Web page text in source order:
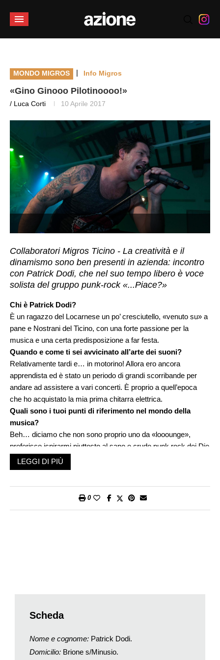
MONDO MIGROS | Info Migros
«Gino Ginooo Pilotinoooo!»
/ Luca Corti 10 Aprile 2017
Collaboratori Migros Ticino - La creatività e il
dinamismo sono ben presenti in azienda: incontro
con Patrick Dodi, che nel suo tempo libero è voce
solista del gruppo punk-rock «...Piace?»
Chi è Patrick Dodi?
È un ragazzo del Locarnese un po’ cresciutello, «venuto su» a
pane e Nostrani del Ticino, con una forte passione per la
musica e una certa predisposizione a far festa.
Quando e come ti sei avvicinato all’arte dei suoni?
Relativamente tardi e… in motorino! Allora ero ancora
apprendista ed è stato un periodo di grandi scorribande per
andare ad assistere a vari concerti. È proprio a quell’epoca
che ho acquistato la mia prima chitarra elettrica.
Quali sono i tuoi punti di riferimento nel mondo della
musica?
Beh… diciamo che non sono proprio uno da «looounge»,
preferisco ispirarmi piuttosto al sano e crudo punk rock dei Die
Toten Hosen, dei Ramones o dei NOFX.
Sei solo un interprete o scrivi anche canzoni tue?
relative melodie. Un mio pezzo solitamente nasce da fatti
insieme.
No, sono piuttosto rilassato. Di solito più gente c’è e più mi
LEGGI DI PIÙ
0
Scheda
Nome e cognome: Patrick Dodi.
Domicilio: Brione s/Minusio.